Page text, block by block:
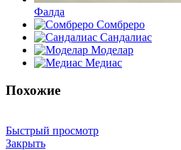
Фалда
Сомбреро
Сандалиас
Моделар
Медиас
Похожие
Быстрый просмотр
Закрыть